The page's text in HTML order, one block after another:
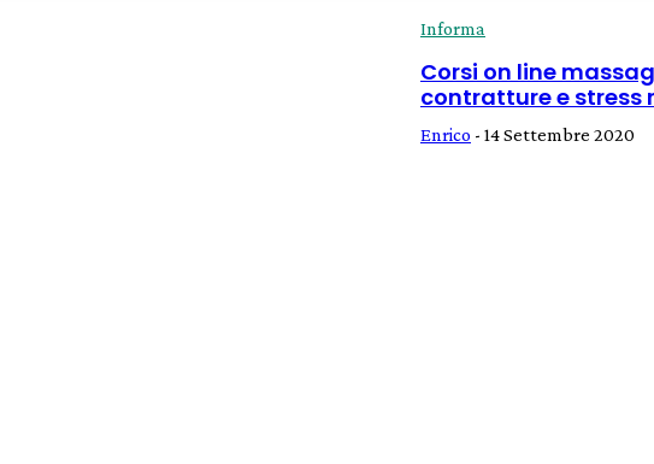
Informa
Corsi on line
contratture e stress
Enrico - 14 Settembre 2020